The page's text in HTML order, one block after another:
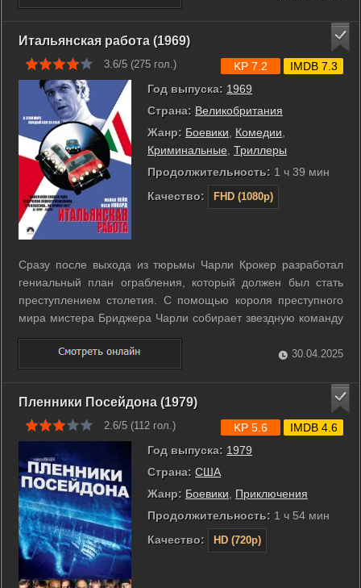
продления сделки с русскими ...
Итальянская работа (1969)
3.6/5 (275 гол.)
Год выпуска: 1969
Страна: Великобритания
Жанр: Боевики Комедии
Криминальные Триллеры
Продолжительность: 1 ч 39 мин
Качество:
FHD (1080p)
KP 7.2 IMDB 7.3
Сразу после выхода из тюрьмы Чарли Крокер разработал
гениальный план ограбления, который должен был стать
преступлением столетия. С помощью короля преступного
мира мистера Бриджера Чарли собирает звездную команду
уголовников-профессионалов, которая безупречно
«проворачивает дело». Банда Чарли на трех «мини-
куперах» лихо угоняет четыре миллиона ...
30.04.2025
Пленники Посейдона (1979)
2.6/5 (112 гол.)
Год выпуска: 1979
Страна: США
Жанр: Боевики
Приключения
Продолжительность: 1 ч 54 мин
Качество:
HD (720p)
KP 5.6 IMDB 4.6